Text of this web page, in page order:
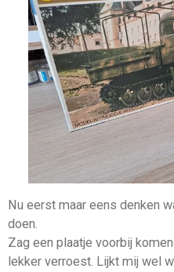
Nu eerst maar eens denken
doen.
Zag een plaatje voorbij
lekker verroest. Lijkt mij wel